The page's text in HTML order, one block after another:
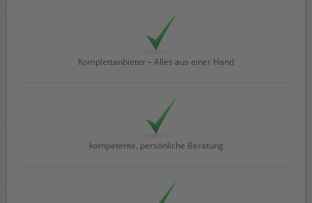
Komplettanbieter – Alles aus einer Hand
kompetente, persönliche Beratung